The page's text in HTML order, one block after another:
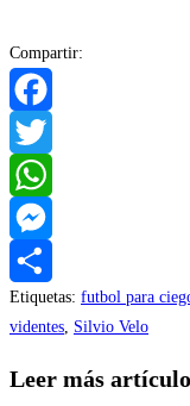
Compartir:
Facebook
Twitter
WhatsApp
Messenger
Compartir
Etiquetas: futbol para
videntes, Silvio Velo
Leer más